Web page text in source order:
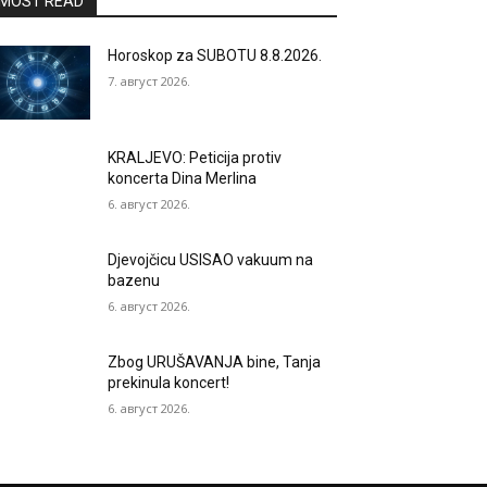
Horoskop za SUBOTU 8.8.2026.
7. август 2026.
KRALJEVO: Peticija protiv
koncerta Dina Merlina
6. август 2026.
Djevojčicu USISAO vakuum na
bazenu
6. август 2026.
Zbog URUŠAVANJA bine, Tanja
prekinula koncert!
6. август 2026.